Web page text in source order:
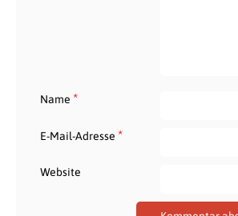
Name *
E-Mail-Adresse *
Website